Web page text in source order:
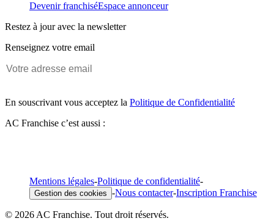
Devenir franchiséEspace annonceur
Restez à jour avec la newsletter
Renseignez votre email
En souscrivant vous acceptez la Politique de Confidentialité
AC Franchise c’est aussi :
Mentions légales-Politique de confidentialité-
Gestion des cookies -Nous contacter-Inscription Franchise
© 2026 AC Franchise. Tout droit réservés.